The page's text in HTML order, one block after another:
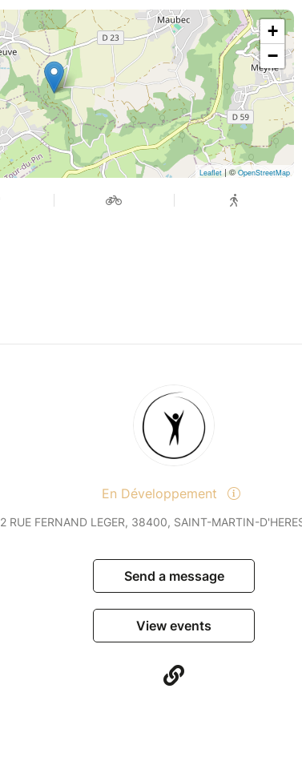
+
−
Leaflet| © OpenStreetMap
En Développement
2 RUE FERNAND LEGER, 38400, SAINT-MARTIN-
Send a message
View events